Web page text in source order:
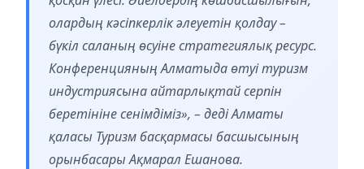
олардың кәсіпкерлік әлеуетін қолдау –
бүкіл саланың өсуіне стратегиялық ресурс.
Конференцияның Алматыда өтуі туризм
индустриясына айтарлықтай серпін
беретініне сенімдіміз», – деді Алматы
қаласы Туризм басқармасы басшысының
орынбасары Ақмарал Ешанова.